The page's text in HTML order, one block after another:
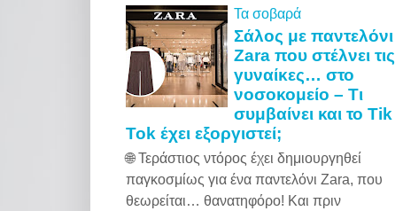
Τα σοβαρά
Σάλος με παντελόνι
Zara που στέλνει τις
γυναίκες… στο
νοσοκομείο – Τι
συμβαίνει και το Tik
Tok έχει εξοργιστεί;
🌐 Τεράστιος ντόρος έχει δημιουργηθεί
παγκοσμίως για ένα παντελόνι Zara, που
θεωρείται… θανατηφόρο! Και πριν